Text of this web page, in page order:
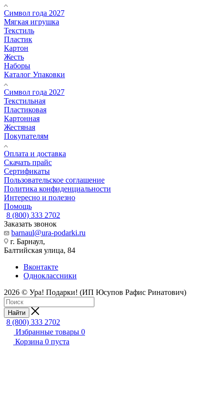
Символ года 2027
Мягкая игрушка
Текстиль
Пластик
Картон
Жесть
Наборы
Каталог Упаковки
Символ года 2027
Текстильная
Пластиковая
Картонная
Жестяная
Покупателям
Оплата и доставка
Скачать прайс
Сертификаты
Пользовательское соглашение
Политика конфиденциальности
Интересно и полезно
Помощь
8 (800) 333 2702
Заказать звонок
barnaul@ura-podarki.ru
г. Барнаул,
Балтийская улица, 84
Вконтакте
Одноклассники
2026 © Ура! Подарки! (ИП Юсупов Рафис Ринатович)
Найти
8 (800) 333 2702
Избранные товары 0
Корзина 0 пуста